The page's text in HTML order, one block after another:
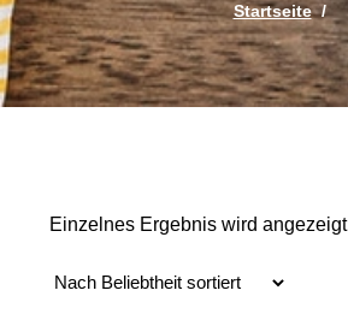
Startseite/
Einzelnes Ergebnis wird angezeigt